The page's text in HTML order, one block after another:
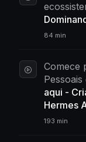
84 min
Comece
aqui -
Hermes
193 min